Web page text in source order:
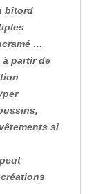
bitord
…
partir de
si